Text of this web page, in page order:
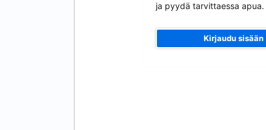
ja pyydä tarvittaessa apua.
Kirjaudu sisään